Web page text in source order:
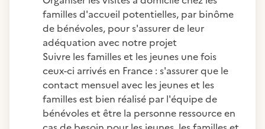
familles d'accueil potentielles, par binôme
de bénévoles, pour s'assurer de leur
adéquation avec notre projet
Suivre les familles et les jeunes une fois
ceux-ci arrivés en France : s'assurer que le
contact mensuel avec les jeunes et les
familles est bien réalisé par l'équipe de
bénévoles et être la personne ressource en